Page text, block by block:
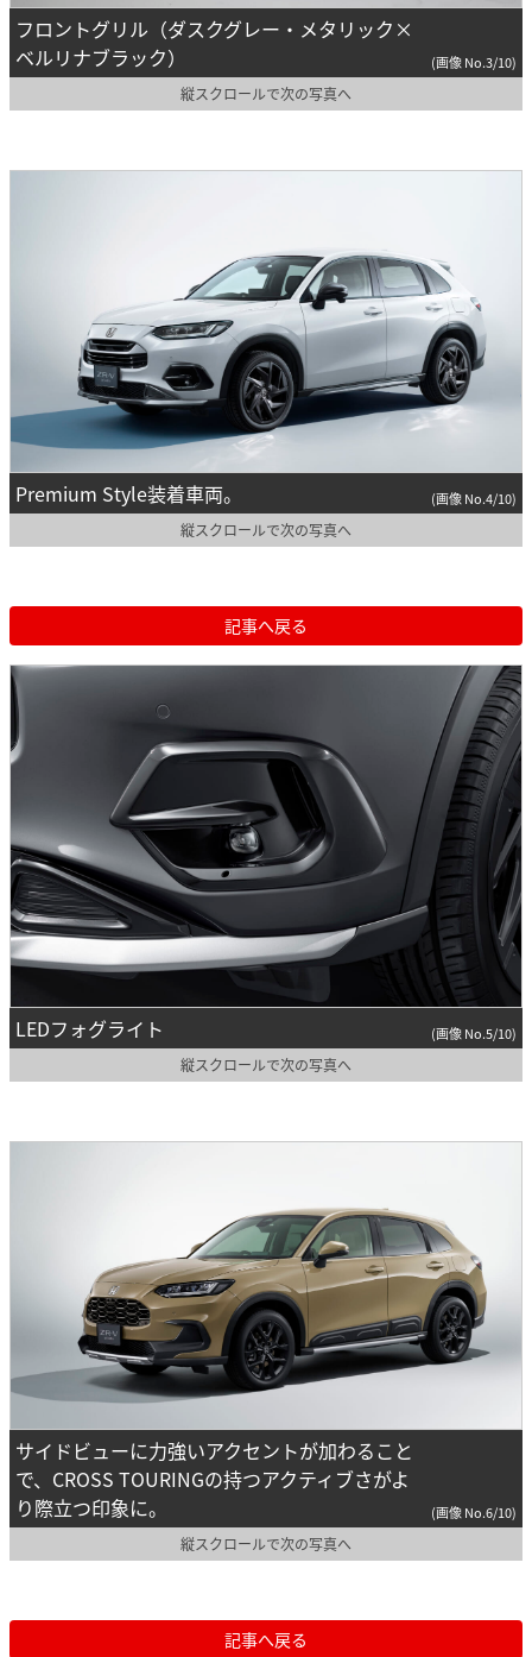
フロントグリル（ダスクグレー・メタリック×
ベルリナブラック）
(画像 No.3/10)
縦スクロールで次の写真へ
Premium Style装着車両。 (画像 No.4/10)
縦スクロールで次の写真へ
記事へ戻る
LEDフォグライト (画像 No.5/10)
縦スクロールで次の写真へ
サイドビューに力強いアクセントが加わること
で、CROSS TOURINGの持つアクティブさがよ
り際立つ印象に。
(画像 No.6/10)
縦スクロールで次の写真へ
記事へ戻る